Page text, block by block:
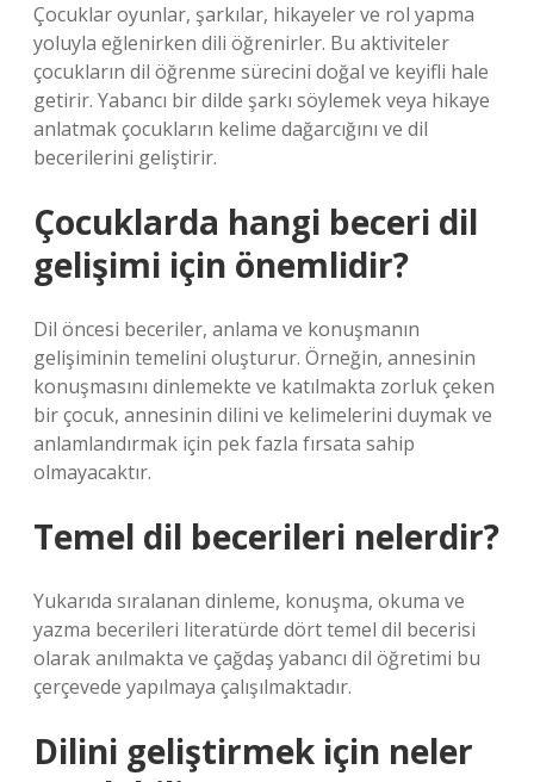
Çocuklar oyunlar, şarkılar, hikayeler ve rol yapma
yoluyla eğlenirken dili öğrenirler. Bu aktiviteler
çocukların dil öğrenme sürecini doğal ve keyifli hale
getirir. Yabancı bir dilde şarkı söylemek veya hikaye
anlatmak çocukların kelime dağarcığını ve dil
becerilerini geliştirir.
Çocuklarda hangi beceri dil
gelişimi için önemlidir?
Dil öncesi beceriler, anlama ve konuşmanın
gelişiminin temelini oluşturur. Örneğin, annesinin
konuşmasını dinlemekte ve katılmakta zorluk çeken
bir çocuk, annesinin dilini ve kelimelerini duymak ve
anlamlandırmak için pek fazla fırsata sahip
olmayacaktır.
Temel dil becerileri nelerdir?
Yukarıda sıralanan dinleme, konuşma, okuma ve
yazma becerileri literatürde dört temel dil becerisi
olarak anılmakta ve çağdaş yabancı dil öğretimi bu
çerçevede yapılmaya çalışılmaktadır.
Dilini geliştirmek için neler